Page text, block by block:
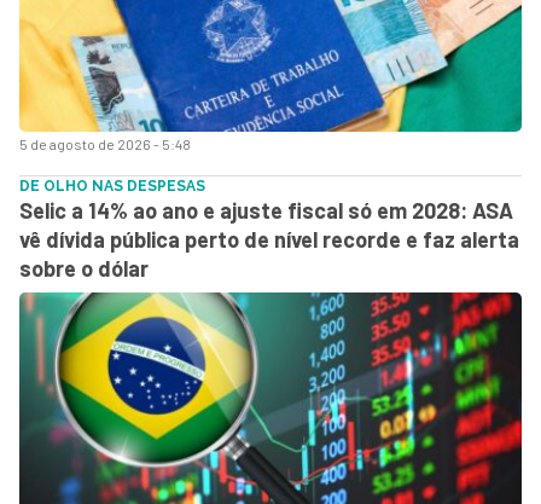
5 de agosto de 2026 - 5:48
DE OLHO NAS DESPESAS
Selic a 14% ao ano e ajuste fiscal só em 2028: ASA
vê dívida pública perto de nível recorde e faz alerta
sobre o dólar